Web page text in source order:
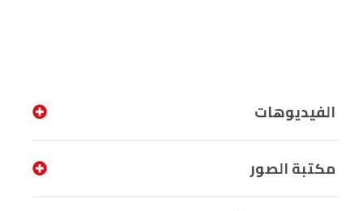
الفيديوهات
مكتبة الصور